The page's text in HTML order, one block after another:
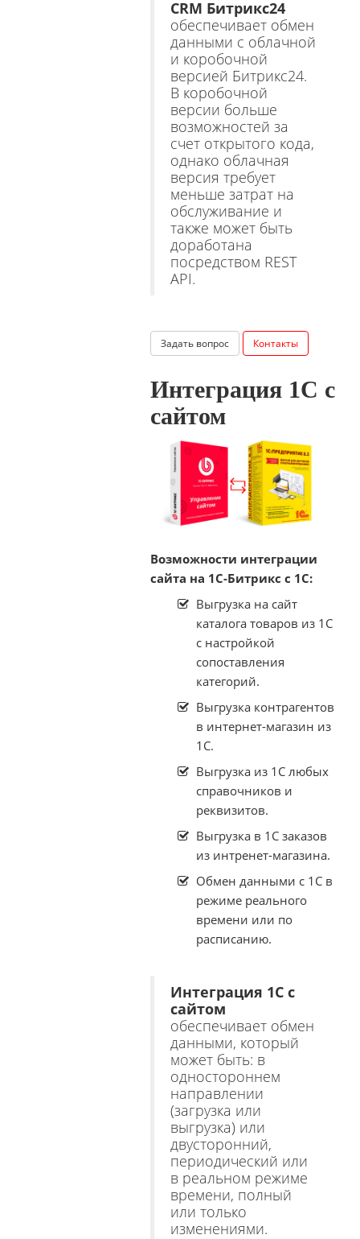
CRM Битрикс24
обеспечивает обмен
данными с облачной
и коробочной
версией Битрикс24.
В коробочной
версии больше
возможностей за
счет открытого кода,
однако облачная
версия требует
меньше затрат на
обслуживание и
также может быть
доработана
посредством REST
API.
Задать вопрос Контакты
Интеграция 1С c
сайтом
Возможности интеграции
сайта на 1С-Битрикс с 1С:
Выгрузка на сайт
каталога товаров из 1С
с настройкой
сопоставления
категорий.
Выгрузка контрагентов
в интернет-магазин из
1С.
Выгрузка из 1С любых
справочников и
реквизитов.
Выгрузка в 1С заказов
из интренет-магазина.
Обмен данными с 1С в
режиме реального
времени или по
расписанию.
Интеграция 1С с
сайтом
обеспечивает обмен
данными, который
может быть: в
одностороннем
направлении
(загрузка или
выгрузка) или
двусторонний,
периодический или
в реальном режиме
времени, полный
или только
изменениями.